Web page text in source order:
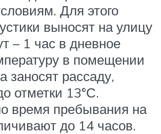
Для этого
выносят на улицу
– 1 час в дневное
в помещении
заносят рассаду,
отметки 13°С.
время пребывания на
до 14 часов.